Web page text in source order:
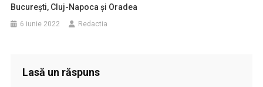
Bucureşti, Cluj-Napoca şi Oradea
6 iunie 2022 Redactia
Lasă un răspuns